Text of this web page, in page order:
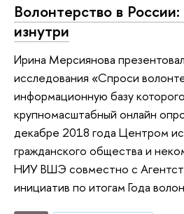
Волонтерство в России:
изнутри
Ирина Мерсиянова
исследования «Спроси
информационную базу
крупномасштабный онлайн
декабре 2018 года Центром
гражданского общества и
НИУ ВШЭ совместно с
инициатив по итогам Года